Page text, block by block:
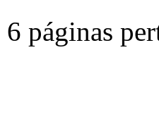
páginas